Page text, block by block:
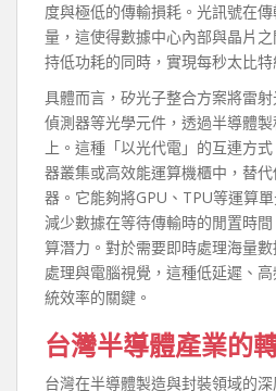
度與極低的傳輸損耗。光訊號在
量，這使得數據中心內部與晶片
持低功耗的同時，實現每秒太比特
具體而言，矽光子整合方案將雷
偵測器等光學元件，透過半導體
上。這種「以光代電」的互連方
器叢集或高效能運算機櫃中，替
器。它能夠將GPU、TPU等運算
減少數據在等待傳輸時的閒置時
算潛力。對於需要即時處理海量
處理與電腦視覺，這種低延遲、
統效率的關鍵。
台灣半導體產業的
台灣在半導體製造與封裝領域的